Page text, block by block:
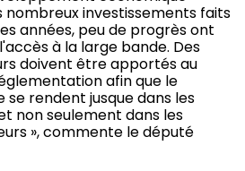
nombreux investissements faits
années, peu de progrès ont
à la large bande. Des
doivent être apportés au
afin que le
se rendent jusque dans les
non seulement dans les
», commente le député